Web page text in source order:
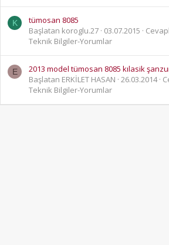
K
tümosan 8085
Başlatan koroglu.27 03.07.2015
Teknik Bilgiler-Yorumlar
E
2013 model tümosan 8085 kılasik
Başlatan ERKİLET HASAN
26.03.2014
Teknik Bilgiler-Yorumlar